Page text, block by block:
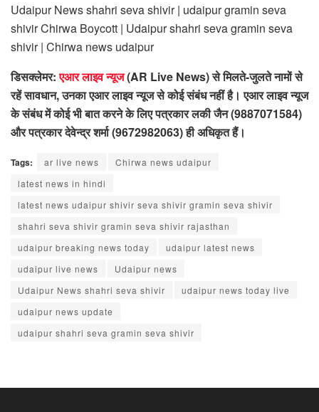
Udaipur News shahri seva shivir | udaipur gramin seva
shivir Chirwa Boycott | Udaipur shahri seva gramin seva
shivir | Chirwa news udaipur
डिसक्लेमर:एआर लाइव न्यूज(AR Live News) से मिलते-जुलते नामों से
रहें सावधान, उनका एआर लाइव न्यूज से कोई संबंध नहीं है। एआर लाइव न्यूज
के संबंध में कोई भी बात करने के लिए पत्रकार लकी जैन (9887071584)
और पत्रकार देवेन्द्र शर्मा (9672982063) ही अधिकृत हैं।
Tags: ar live news
Chirwa news udaipur
latest news in hindi
latest news udaipur shivir seva shivir gramin seva shivir
shahri seva shivir gramin seva shivir rajasthan
udaipur breaking news today
udaipur latest news
udaipur live news
Udaipur news
Udaipur News shahri seva shivir
udaipur news today live
udaipur news update
udaipur shahri seva gramin seva shivir